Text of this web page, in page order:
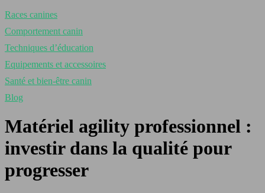
Races canines
Comportement canin
Techniques d’éducation
Equipements et accessoires
Santé et bien-être canin
Blog
Matériel agility professionnel :
investir dans la qualité pour
progresser